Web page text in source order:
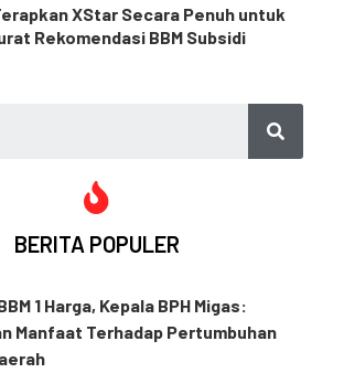
XStar Secara Penuh untuk
Rekomendasi BBM Subsidi
BERITA POPULER
1 Harga, Kepala BPH Migas:
Manfaat Terhadap Pertumbuhan